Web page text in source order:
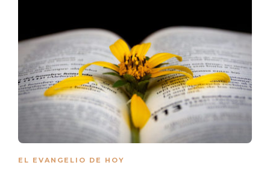
EL EVANGELIO DE HOY